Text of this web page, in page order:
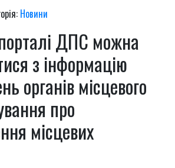
Новини
ДПС можна
з інформацію
органів місцевого
про
місцевих